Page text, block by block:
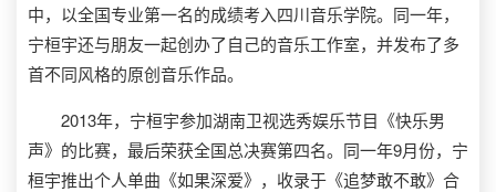
中，以全国专业第一名的成绩考入四川音乐学院。同一年，
宁桓宇还与朋友一起创办了自己的音乐工作室，并发布了多
首不同风格的原创音乐作品。
2013年，宁桓宇参加湖南卫视选秀娱乐节目《快乐男
声》的比赛，最后荣获全国总决赛第四名。同一年9月份，宁
桓宇推出个人单曲《如果深爱》，收录于《追梦敢不敢》合